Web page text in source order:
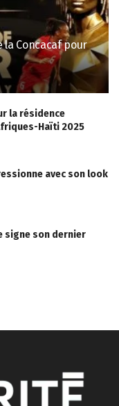
la Concacaf pour
la résidence
Haïti 2025
avec son look
signe son dernier